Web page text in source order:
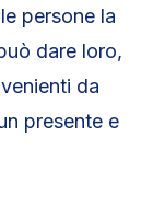
persone la
dare loro,
da
presente e